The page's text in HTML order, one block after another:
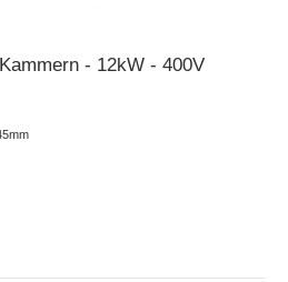
- 12kW - 400V